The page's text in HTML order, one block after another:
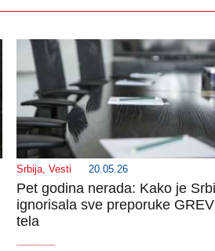
Srbija, Vesti 20.05.26
Pet godina nerada: Kako je
ignorisala sve preporuke
tela